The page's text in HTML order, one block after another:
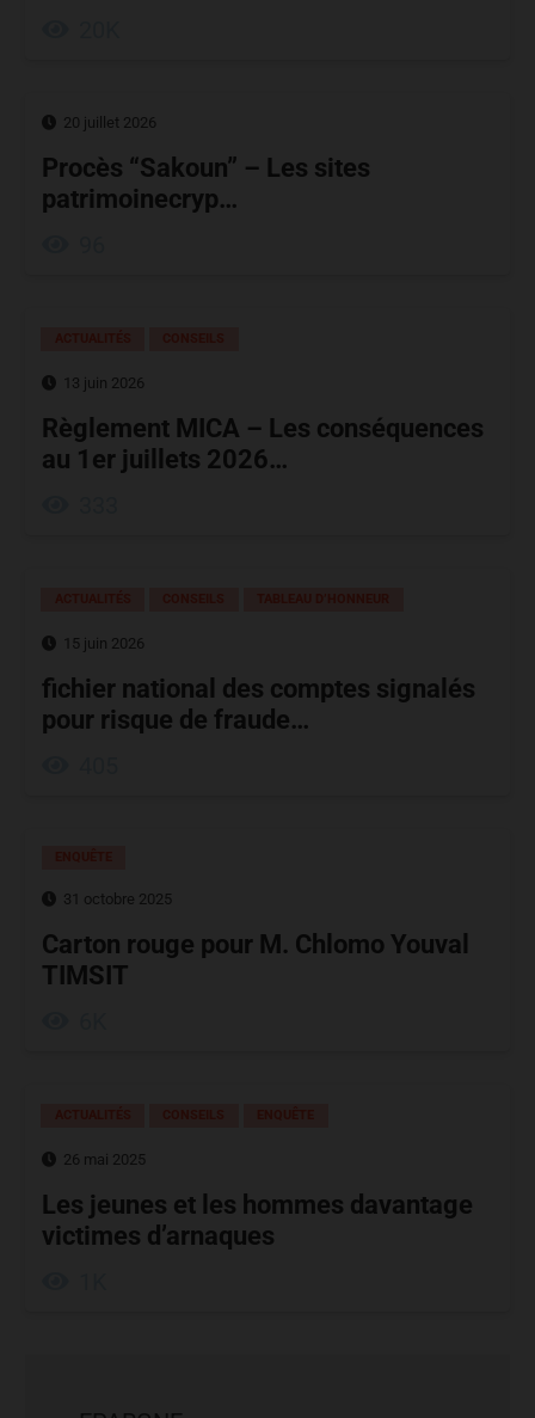
20 juillet 2026
Procès “Sakoun” – Les sites
patrimoinecryp…
13 juin 2026
Règlement MICA – Les conséquences
au 1er juillets 2026…
15 juin 2026
fichier national des comptes signalés
pour risque de fraude…
31 octobre 2025
Carton rouge pour M. Chlomo Youval
TIMSIT
26 mai 2025
Les jeunes et les hommes davantage
victimes d’arnaques